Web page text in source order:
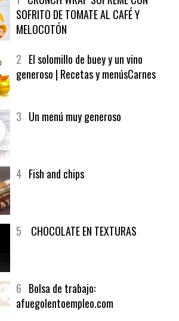
1CRUNCH WRAP SUPREME CON
SOFRITO DE TOMATE AL CAFÉ Y
MELOCOTÓN
2El solomillo de buey y un vino
6Bolsa de trabajo: